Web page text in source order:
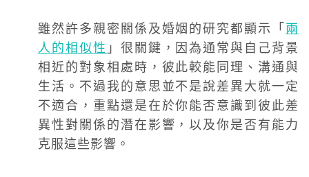
雖然許多親密關係及婚姻的研究都顯示「兩
人的相似性 」很關鍵，因為通常與自己背景
相近的對象相處時，彼此較能同理、溝通與
生活。不過我的意思並不是說差異大就一定
不適合，重點還是在於你能否意識到彼此差
異性對關係的潛在影響，以及你是否有能力
克服這些影響。